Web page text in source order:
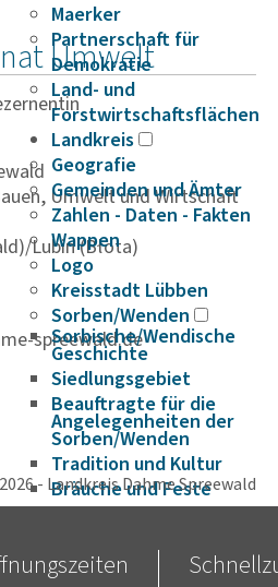
Maerker
Partnerschaft für
Demokratie
Land- und
Forstwirtschaftsflächen
Landkreis
Geografie
Gemeinden und Ämter
Zahlen - Daten - Fakten
Wappen
Logo
Kreisstadt Lübben
Sorben/Wenden
Sorbische/Wendische
Geschichte
Siedlungsgebiet
Beauftragte für die
Angelegenheiten der
Sorben/Wenden
Tradition und Kultur
Bräuche und Feste
Rechte und Institutionen
Fördermöglichkeiten
Umwelt
Umwelt und Wirtschaft
Lubin (Błota)
spreewald.de
- Landkreis Dahme Spreewald